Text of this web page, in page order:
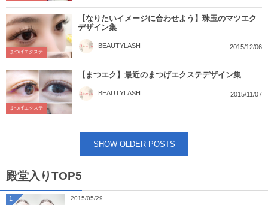
まつげエクステ
【なりたいイメージに合わせよう】珠玉のマツエク
デザイン集
BEAUTYLASH 2015/12/06
まつげエクステ
【まつエク】最近のまつげエクステデザイン集
BEAUTYLASH 2015/11/07
SHOW OLDER POSTS
殿堂入りTOP5
2015/05/29
1